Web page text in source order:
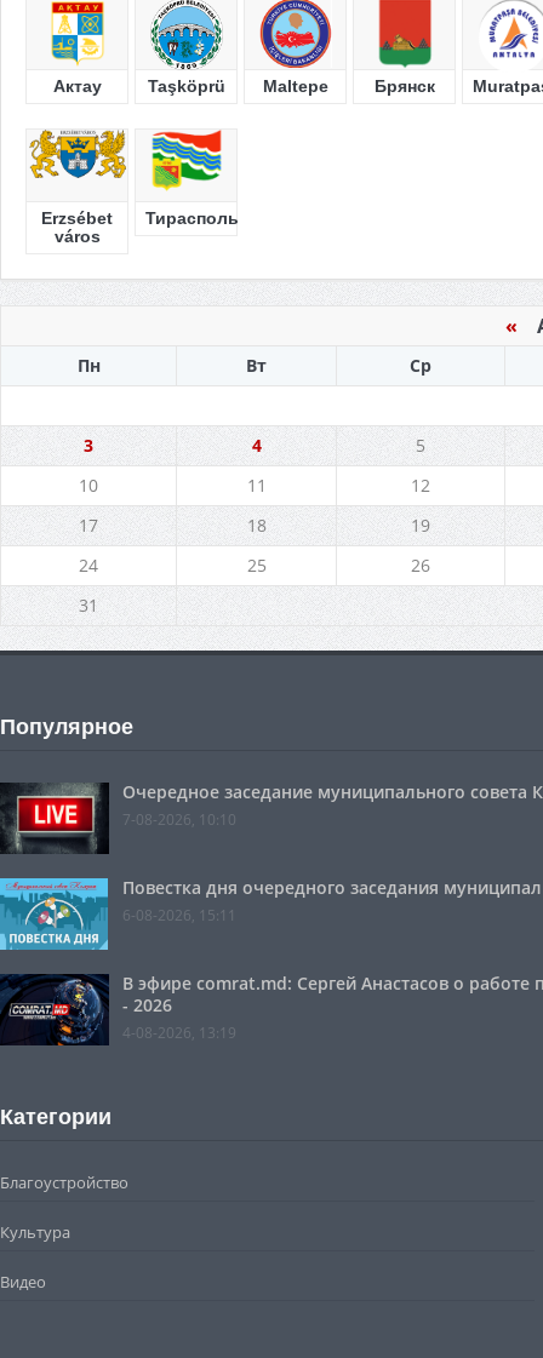
Актау Taşköprü Maltepe Брянск
Erzsébet
város
Тирасполь
«
Пн Вт Ср
3 4
5
10
11
12
17
18
19
24
25
26
31
Популярное
Очередное заседание муниципального совета
7-08-2026, 10:10
Повестка дня очередного заседания
6-08-2026, 15:11
В эфире comrat.md: Сергей Анастасов о
- 2026
4-08-2026, 13:19
Категории
Благоустройство
Культура
Видео